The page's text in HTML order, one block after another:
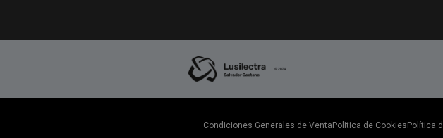
Condiciones Generales de VentaPolitica de CookiesPolítica